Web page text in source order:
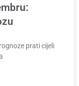
prati cijeli